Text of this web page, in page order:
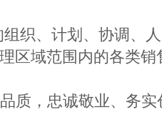
织、计划、协调、
区域范围内的各类
质，忠诚敬业、务